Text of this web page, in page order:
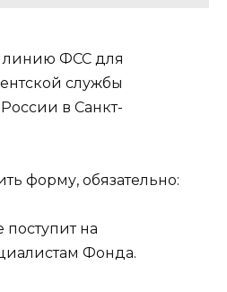
форму, обязательно:
на
Фонда.